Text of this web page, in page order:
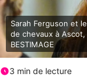
Sarah Ferguson et
de chevaux à
BESTIMAGE
3 min de lecture